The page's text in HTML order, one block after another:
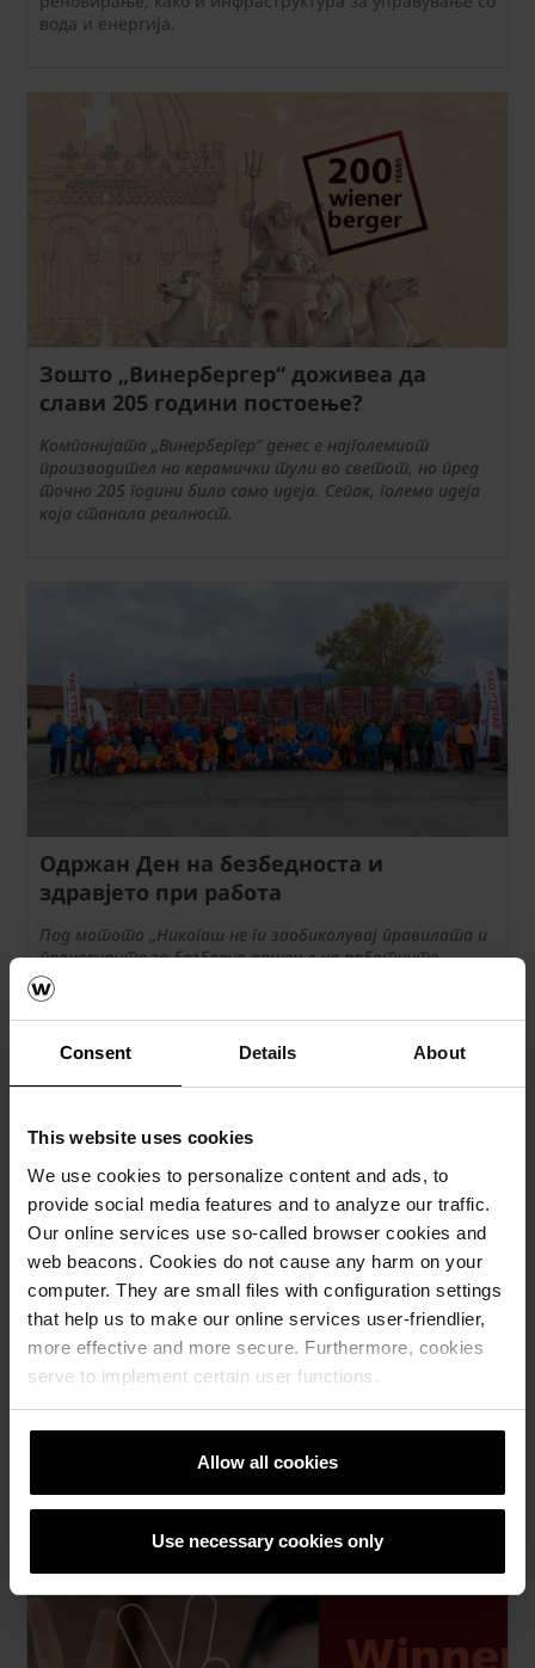
Consent Details About
This website uses cookies
We use cookies to personalize content and ads, to
provide social media features and to analyze our traffic.
Our online services use so-called browser cookies and
web beacons. Cookies do not cause any harm on your
computer. They are small files with configuration settings
that help us to make our online services user-friendlier,
more effective and more secure. Furthermore, cookies
serve to implement certain user functions.
Allow all cookies
Use necessary cookies only
вода и енергија.
Зошто „Винербергер“ доживеа да
слави 205 години постоење?
Компанијата „Винербергер“ денес е најголемиот
производител на керамички тули во светот, но пред
точно 205 години била само идеја. Сепак, голема идеја
која станала реалност.
Одржан Ден на безбедноста и
здравјето при работа
Под мотото „Никогаш не ги заобиколувај правилата и
процедурите за безбедно вршење на работните
задачи“ организиравме Ден посветен на безбедноста и
здравјето при работа за своите вработени.
Винербергер ги менува имињата на
своите покривни ќерамиди
своите производи и услуги што е можно подостапни и
целосни.